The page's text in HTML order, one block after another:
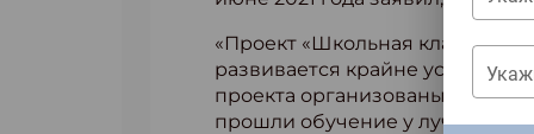
«Проект «Школьная классика»
развивается крайне успешно.
проекта организованы курсы
прошли обучение у лучших